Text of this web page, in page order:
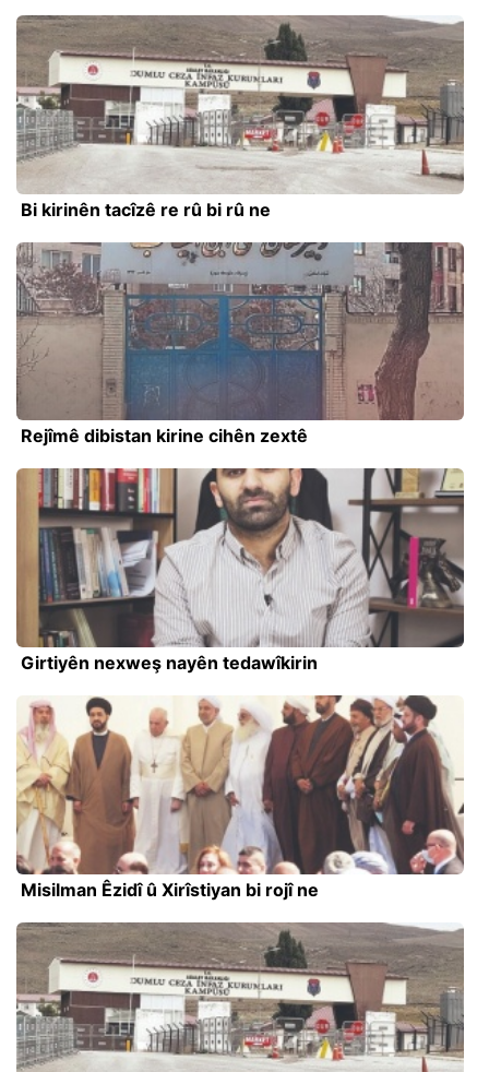
Bi kirinên tacîzê re rû bi rû ne
Rejîmê dibistan kirine cihên zextê
Girtiyên nexweş nayên tedawîkirin
Misilman Êzidî û Xirîstiyan bi rojî ne